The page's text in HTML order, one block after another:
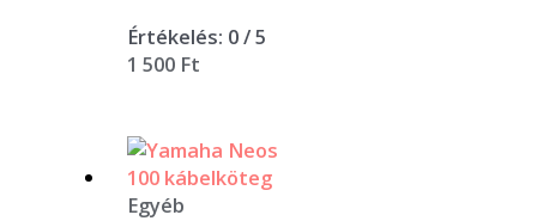
Értékelés: 0/ 5
1 500 Ft
Egyéb